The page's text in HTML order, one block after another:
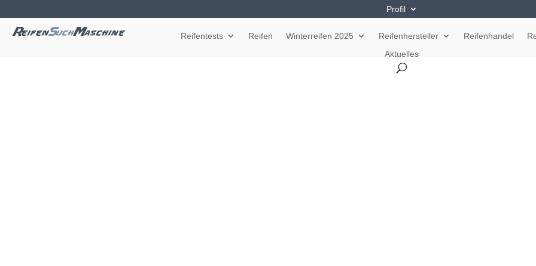
Profil
Reifentests Reifen Winterreifen 2025 Reifenhersteller Reifenhandel
Aktuelles